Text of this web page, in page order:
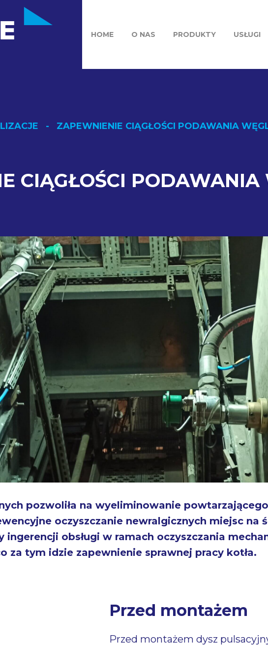
HOME O NAS PRODUKTY USŁUGI
ZAPEWNIENIE CIĄGŁOŚCI PODAWANIA
CIĄGŁOŚCI PODAWANIA
pozwoliła na wyeliminowanie
oczyszczanie newralgicznych miejsc na
ingerencji obsługi w ramach oczyszczania
za tym idzie zapewnienie sprawnej pracy kotła.
Przed montażem
Przed montażem dysz